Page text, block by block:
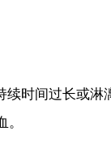
时间过长或淋